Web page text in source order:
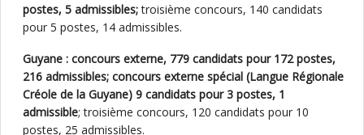
postes, 5 admissibles;troisième concours, 140 candidats
pour 5 postes, 14 admissibles.
Guyane : concours externe, 779 candidats pour 172 postes,
216 admissibles; concours externe spécial (Langue Régionale
Créole de la Guyane) 9 candidats pour 3 postes, 1
admissible; troisième concours, 120 candidats pour 10
postes, 25 admissibles.